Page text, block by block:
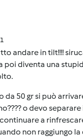
andare in tilt!!!!
poi diventa una
da 50 gr si può
o devo
a
non raggiungo